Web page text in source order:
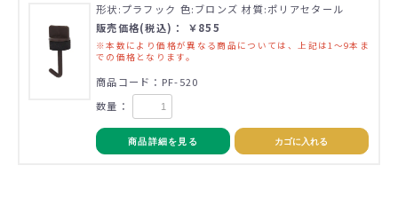
形状:プラフック 色:ブロンズ 材質:ポリアセタール
販売価格(税込)： ￥855
※本数により価格が異なる商品については、上記は1～9本ま
での価格となります。
商品コード：PF-520
数量：
商品詳細を見る カゴに入れる